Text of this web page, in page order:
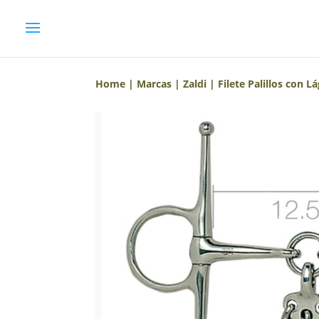
Home | Marcas |Zaldi | Filete Palillos con